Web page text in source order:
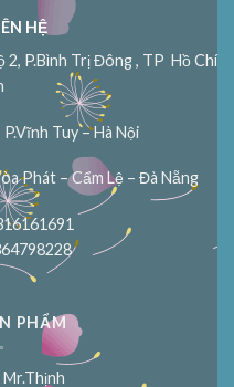
HỆ
P.Bình Trị Đông , TP Hồ Chí
Tuy – Hà Nội
Phát – Cẩm Lệ – Đà Nẵng
PHẨM